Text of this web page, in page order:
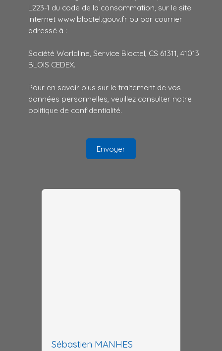
L223-1 du code de la consommation, sur le site
Internet www.bloctel.gouv.fr ou par courrier
adressé à :
Société Worldline, Service Bloctel, CS 61311, 41013
BLOIS CEDEX.
Pour en savoir plus sur le traitement de vos
données personnelles, veuillez consulter notre
politique de confidentialité.
Envoyer
Sébastien MANHES